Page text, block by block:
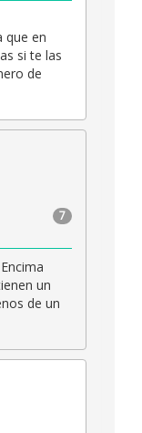
que en
si te las
de
7
un
de un